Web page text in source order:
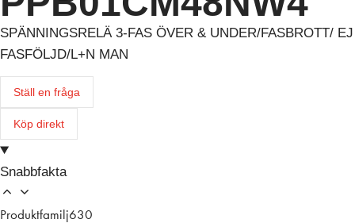
SPÄNNINGSRELÄ 3-FAS ÖVER & UNDER/FASBROTT/ EJ
FASFÖLJD/L+N MAN
Ställ en fråga
Köp direkt
Snabbfakta
Produktfamilj630